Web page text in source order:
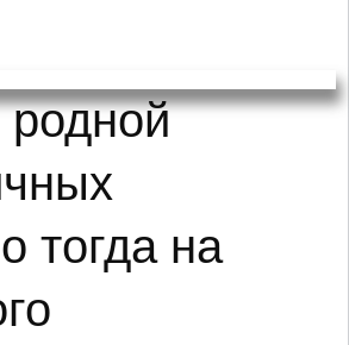
родной
тогда на